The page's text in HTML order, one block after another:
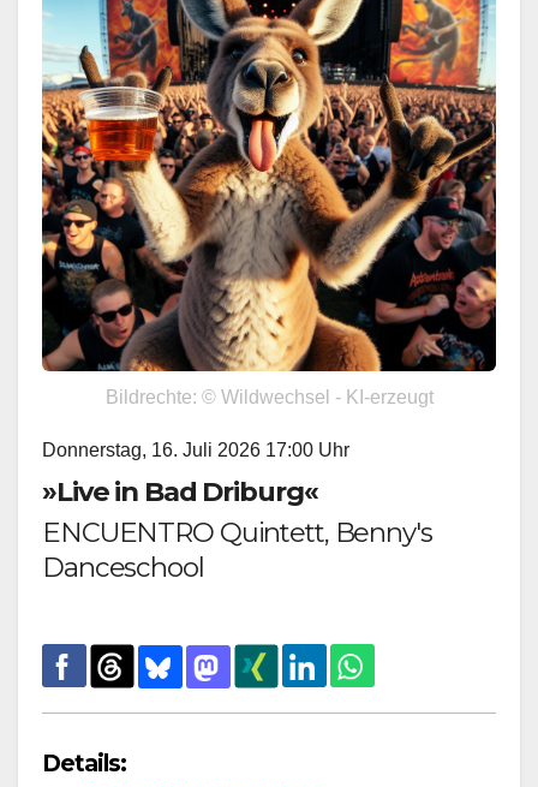
Bildrechte: © Wildwechsel - KI-erzeugt
Donnerstag, 16. Juli 2026 17:00 Uhr
»Live in Bad Driburg«
ENCUENTRO Quintett, Benny's
Danceschool
Details: